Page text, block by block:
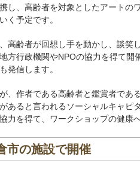
し、高齢者を対象としたアートの
く予定です。
高齢者が回想し手を動かし、談笑
方行政機関やNPOの協力を得て開
発信します。
、作者である高齢者と鑑賞者であ
あると言われるソーシャルキャピ
力を得て、ワークショップの健康
市の施設で開催